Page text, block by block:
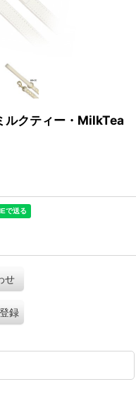
ルクティー・MilkTea
せ
録